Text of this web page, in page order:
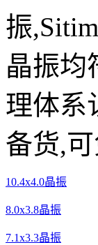
振
晶振均
理体系
备货,
10.4x4.0晶振
8.0x3.8晶振
7.1x3.3晶振